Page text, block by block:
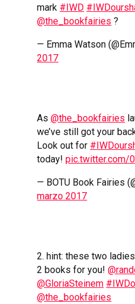
mark #IWD
@the_bookfairies ?
— Emma Watson
2017
As@the_bookfairies
we’ve still got your
Look out for
today!pic.twitter.com/
— BOTU Book Fairies
marzo 2017
2. hint: these two
2 books for you!
@GloriaSteinem
@the_bookfairies